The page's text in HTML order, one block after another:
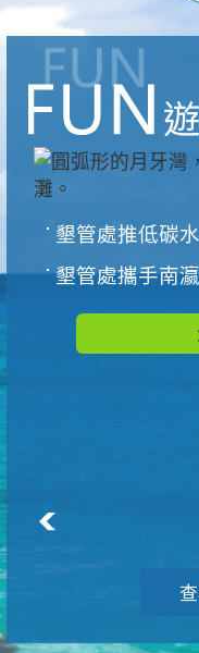
墾管處推低碳水
墾管處攜手南瀛